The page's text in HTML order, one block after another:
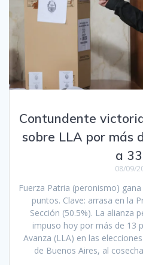
Contundente
sobre LLA por más
a
08/09/
Fuerza Patria (peronismo)
puntos. Clave: arrasa en la
Sección (50.5%). La alianza
impuso hoy por más de 13
Avanza (LLA) en las
de Buenos Aires, al